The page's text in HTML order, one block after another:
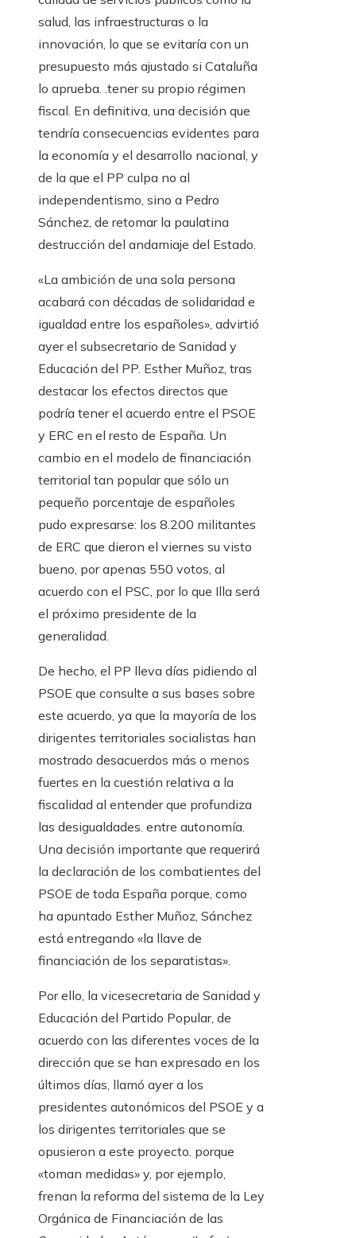
salud, las infraestructuras o la
innovación, lo que se evitaría con un
presupuesto más ajustado si Cataluña
lo aprueba. .tener su propio régimen
fiscal. En definitiva, una decisión que
tendría consecuencias evidentes para
la economía y el desarrollo nacional, y
de la que el PP culpa no al
independentismo, sino a Pedro
Sánchez, de retomar la paulatina
destrucción del andamiaje del Estado.
«La ambición de una sola persona
acabará con décadas de solidaridad e
igualdad entre los españoles», advirtió
ayer el subsecretario de Sanidad y
Educación del PP. Esther Muñoz, tras
destacar los efectos directos que
podría tener el acuerdo entre el PSOE
y ERC en el resto de España. Un
cambio en el modelo de financiación
territorial tan popular que sólo un
pequeño porcentaje de españoles
pudo expresarse: los 8.200 militantes
de ERC que dieron el viernes su visto
bueno, por apenas 550 votos, al
acuerdo con el PSC, por lo que Illa será
el próximo presidente de la
generalidad.
De hecho, el PP lleva días pidiendo al
PSOE que consulte a sus bases sobre
este acuerdo, ya que la mayoría de los
dirigentes territoriales socialistas han
mostrado desacuerdos más o menos
fuertes en la cuestión relativa a la
fiscalidad al entender que profundiza
las desigualdades. entre autonomía.
Una decisión importante que requerirá
la declaración de los combatientes del
PSOE de toda España porque, como
ha apuntado Esther Muñoz, Sánchez
está entregando «la llave de
financiación de los separatistas».
Por ello, la vicesecretaria de Sanidad y
Educación del Partido Popular, de
acuerdo con las diferentes voces de la
dirección que se han expresado en los
últimos días, llamó ayer a los
presidentes autonómicos del PSOE y a
los dirigentes territoriales que se
opusieron a este proyecto. porque
«toman medidas» y, por ejemplo,
frenan la reforma del sistema de la Ley
Orgánica de Financiación de las